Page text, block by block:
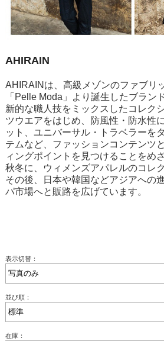
AHIRAIN
AHIRAINは、高級メゾンのファブリ
「Pelle Moda」より誕生したブラン
新的な職人技をミックスしたコレク
ツウエアをはじめ、防風性・防水性
ット、ユニバーサル・トラベラーを
テムなど、ファッションコンテンツ
ィングポイントを見つけることをめ
秋冬に、ウィメンズアパレルのコレ
その後、日本や韓国などアジアへの
パ市場へと販路を広げています。
表示切替：
並び順：
在庫：